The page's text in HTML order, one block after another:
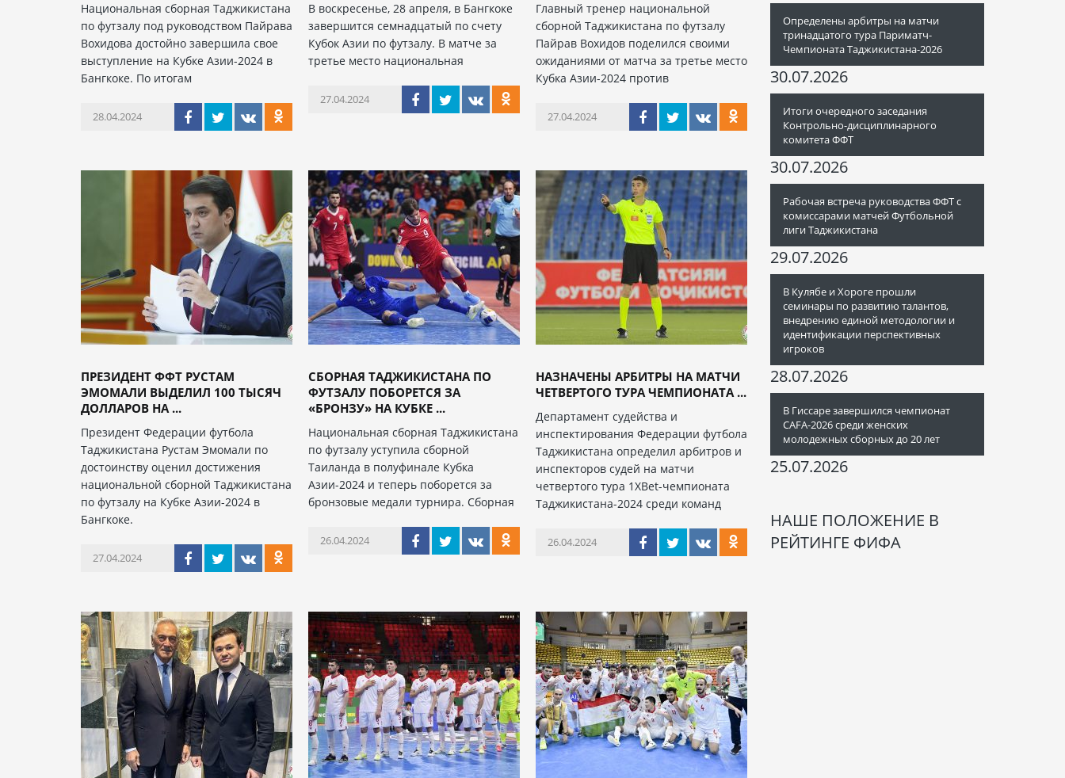
Национальная сборная Таджикистана
по футзалу под руководством Пайрава
Вохидова достойно завершила свое
выступление на Кубке Азии-2024 в
Бангкоке. По итогам
28.04.2024
В воскресенье, 28 апреля, в Бангкоке
завершится семнадцатый по счету
Кубок Азии по футзалу. В матче за
третье место национальная
27.04.2024
Главный тренер национальной
сборной Таджикистана по футзалу
Пайрав Вохидов поделился своими
ожиданиями от матча за третье место
Кубка Азии-2024 против
27.04.2024
ПРЕЗИДЕНТ ФФТ РУСТАМ
ЭМОМАЛИ ВЫДЕЛИЛ 100 ТЫСЯЧ
ДОЛЛАРОВ НА ...
Президент Федерации футбола
Таджикистана Рустам Эмомали по
достоинству оценил достижения
национальной сборной Таджикистана
по футзалу на Кубке Азии-2024 в
Бангкоке.
27.04.2024
СБОРНАЯ ТАДЖИКИСТАНА ПО
ФУТЗАЛУ ПОБОРЕТСЯ ЗА
«БРОНЗУ» НА КУБКЕ ...
Национальная сборная Таджикистана
по футзалу уступила сборной
Таиланда в полуфинале Кубка
Азии-2024 и теперь поборется за
бронзовые медали турнира. Сборная
26.04.2024
НАЗНАЧЕНЫ АРБИТРЫ НА МАТЧИ
ЧЕТВЕРТОГО ТУРА ЧЕМПИОНАТА ...
Департамент судейства и
инспектирования Федерации футбола
Таджикистана определил арбитров и
инспекторов судей на матчи
четвертого тура 1XBet-чемпионата
Таджикистана-2024 среди команд
26.04.2024
Определены арбитры на матчи
тринадцатого тура Париматч-
Чемпионата Таджикистана-2026
30.07.2026
Итоги очередного заседания
Контрольно-дисциплинарного
комитета ФФТ
30.07.2026
Рабочая встреча руководства ФФТ с
комиссарами матчей Футбольной
лиги Таджикистана
29.07.2026
В Кулябе и Хороге прошли
семинары по развитию талантов,
внедрению единой методологии и
идентификации перспективных
игроков
28.07.2026
В Гиссаре завершился чемпионат
CAFA-2026 среди женских
молодежных сборных до 20 лет
25.07.2026
НАШЕ ПОЛОЖЕНИЕ В
РЕЙТИНГЕ ФИФА